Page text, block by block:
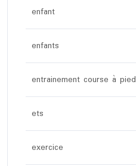
enfant
enfants
entrainement course à pied
ets
exercice